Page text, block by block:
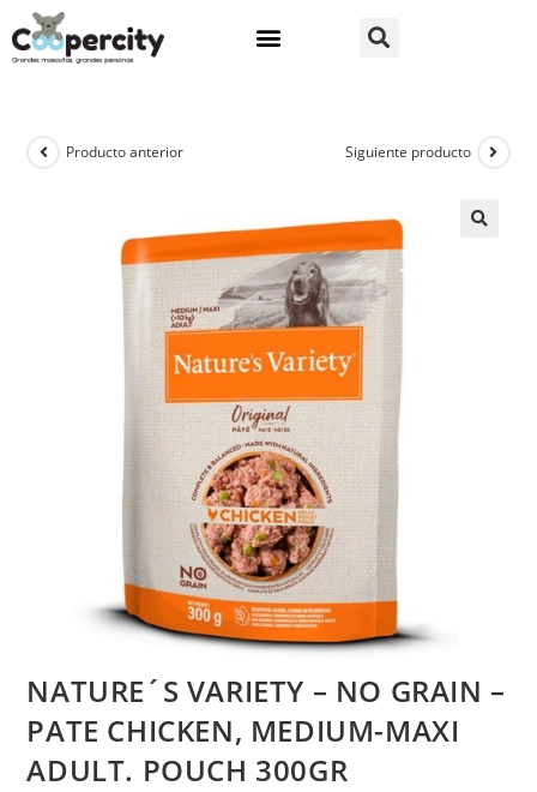
Producto anterior Siguiente producto
NATURE´S VARIETY – NO GRAIN –
PATE CHICKEN, MEDIUM-MAXI
ADULT. POUCH 300GR